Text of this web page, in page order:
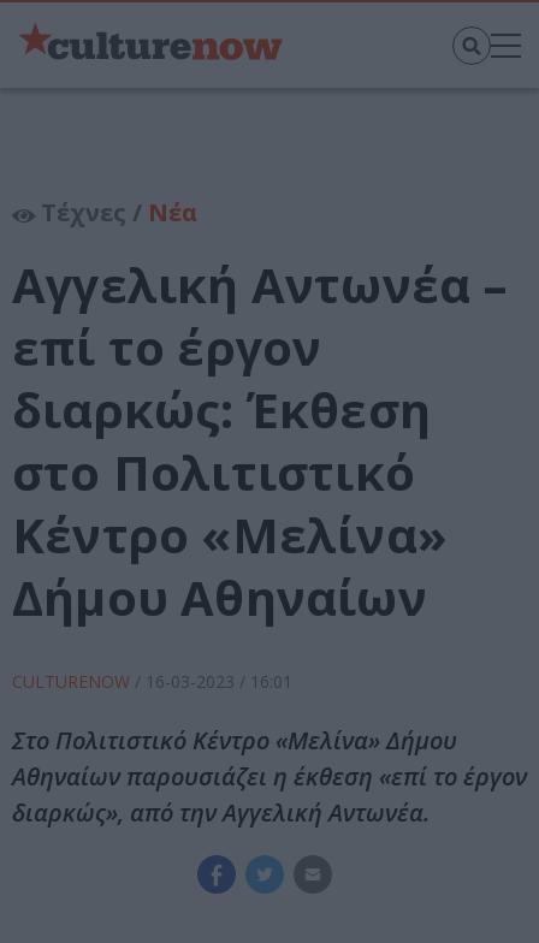
Τέχνες / Νέα
Αγγελική Αντωνέα –
επί το έργον
διαρκώς: Έκθεση
στο Πολιτιστικό
Κέντρο «Μελίνα»
Δήμου Αθηναίων
CULTURENOW / 16-03-2023 / 16:01
Στο Πολιτιστικό Κέντρο «Μελίνα» Δήμου
Αθηναίων παρουσιάζει η έκθεση «επί το έργον
διαρκώς», από την Αγγελική Αντωνέα.